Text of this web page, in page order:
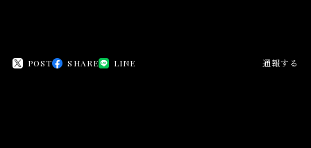
POST SHARE LINE 通報する